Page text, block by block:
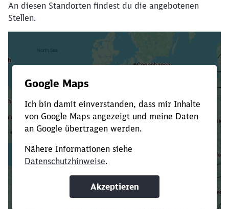
An diesen Standorten findest du die angebotenen
Stellen.
Verkürze die Ladezeit, indem du Suchbegriffe
oder Filter hinzufügst.
Suchbegriffe eingeben